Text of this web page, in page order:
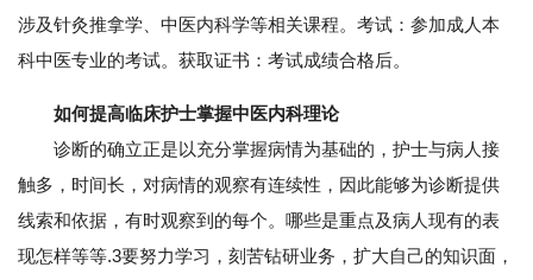
涉及针灸推拿学、中医内科学等相关课程。考试：参加成人本
科中医专业的考试。获取证书：考试成绩合格后。
如何提高临床护士掌握中医内科理论
诊断的确立正是以充分掌握病情为基础的，护士与病人接
触多，时间长，对病情的观察有连续性，因此能够为诊断提供
线索和依据，有时观察到的每个。哪些是重点及病人现有的表
现怎样等等.3要努力学习，刻苦钻研业务，扩大自己的知识面，